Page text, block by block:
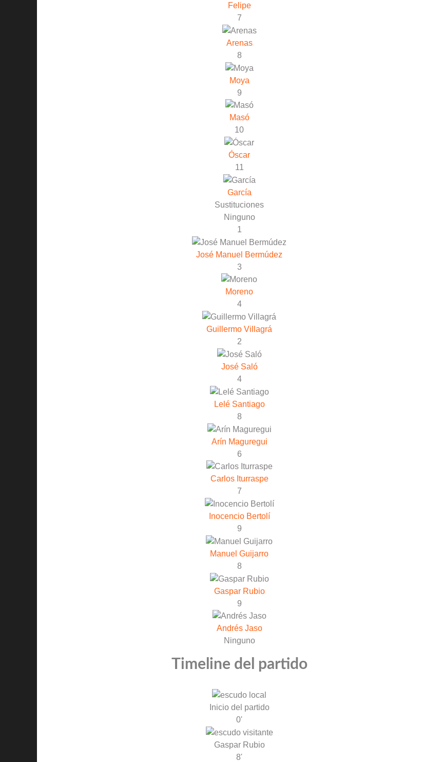
Felipe
7
Arenas
8
Moya
9
Masó
10
Óscar
11
García
Sustituciones
Ninguno
1
José Manuel Bermúdez
3
Moreno
4
Guillermo Villagrá
2
José Saló
4
Lelé Santiago
8
Arín Maguregui
6
Carlos Iturraspe
7
Inocencio Bertolí
9
Manuel Guijarro
8
Gaspar Rubio
9
Andrés Jaso
Ninguno
Timeline del partido
Inicio del partido
0'
Gaspar Rubio
8'